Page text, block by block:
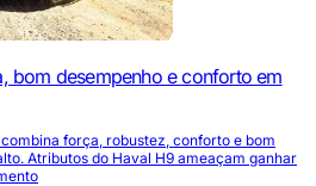
bom desempenho e conforto em
força, robustez, conforto e bom
Atributos do Haval H9 ameaçam ganhar